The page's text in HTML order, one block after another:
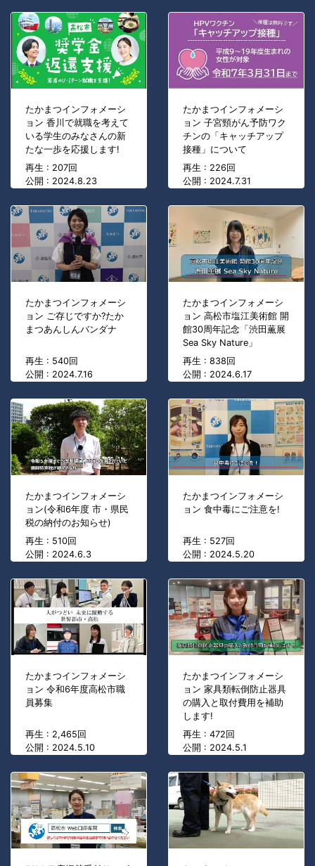
たかまつインフォメーシ
ョン 香川で就職を考えて
いる学生のみなさんの新
たな一歩を応援します!
再生 : 207回
公開 : 2024.8.23
たかまつインフォメーシ
ョン 子宮頸がん予防ワク
チンの「キャッチアップ
接種」について
再生 : 226回
公開 : 2024.7.31
たかまつインフォメーシ
ョン ご存じですか?たか
まつあんしんバンダナ
再生 : 540回
公開 : 2024.7.16
たかまつインフォメーシ
ョン 高松市塩江美術館 開
館30周年記念「渋田薫展
Sea Sky Nature」
再生 : 838回
公開 : 2024.6.17
たかまつインフォメーシ
ョン(令和6年度 市・県民
税の納付のお知らせ)
再生 : 510回
公開 : 2024.6.3
たかまつインフォメーシ
ョン 食中毒にご注意を!
再生 : 527回
公開 : 2024.5.20
たかまつインフォメーシ
ョン 令和6年度高松市職
員募集
再生 : 2,465回
公開 : 2024.5.10
たかまつインフォメーシ
ョン 家具類転倒防止器具
の購入と取付費用を補助
します!
再生 : 472回
公開 : 2024.5.1